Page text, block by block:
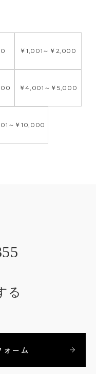
￥1,001 ～ ￥2,000
￥4,001 ～ ￥5,000
～ ￥10,000
る
ォーム